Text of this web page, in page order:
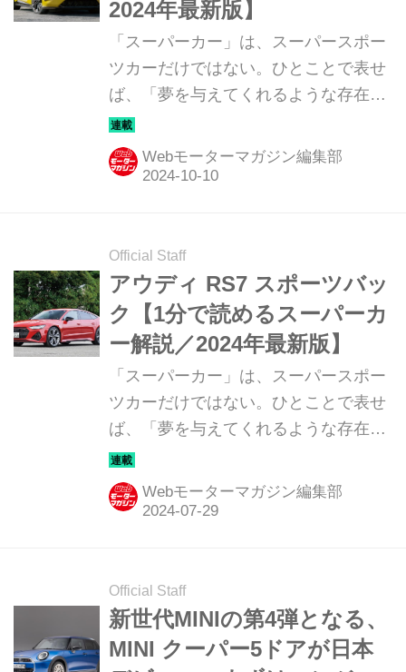
2024年最新版】
「スーパーカー」は、スーパースポー
ツカーだけではない。ひとことで表せ
ば、「夢を与えてくれるような存在」
だ。ここでは、国内外のそんな魅力あ
るモデルたちを簡単に紹介していこ
う。今回は、ロータス エメヤ
Webモーターマガジン編集部
Official Staff
アウディ RS7 スポーツバッ
ク【1分で読めるスーパーカ
ー解説／2024年最新版】
「スーパーカー」は、スーパースポー
ツカーだけではない。ひとことで表せ
ば、「夢を与えてくれるような存在」
だ。ここでは、国内外のそんな魅力あ
るモデルたちを簡単に紹介していこ
う。今回は、アウディ RS7 スポーツ
Webモーターマガジン編集部
Official Staff
新世代MINIの第4弾となる、
MINI クーパー5ドアが日本